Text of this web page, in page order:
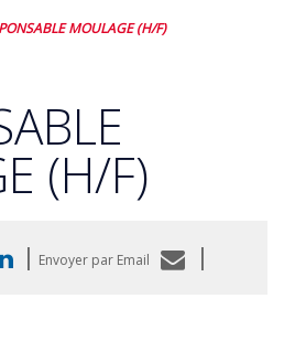
MOULAGE (H/F)
(H/F)
| Envoyer par Email |